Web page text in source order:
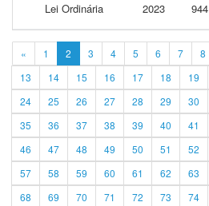
Lei Ordinária 2023 944
« 1 2 3 4 5 6 7 8
13
14 15 16 17 18 19
24
25 26 27 28 29 30
35
36 37 38 39 40 41
46
47 48 49 50 51 52
57
58 59 60 61 62 63
68
69 70 71 72 73 74